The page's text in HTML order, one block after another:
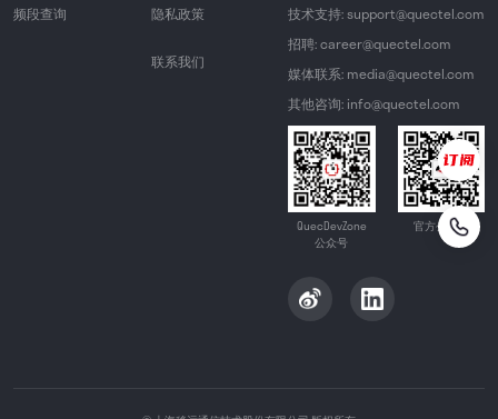
频段查询
隐私政策
联系我们
技术支持: support@quectel.com
招聘: career@quectel.com
媒体联系: media@quectel.com
其他咨询: info@quectel.com
QuecDevZone
公众号
官方公众号